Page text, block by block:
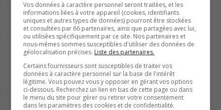
Vos données à caractère personnel seront traitées, et les
informations liées à votre appareil (cookies, identifiants
uniques et autres types de données) pourront être stockées
et consultées par 66 partenaires, ainsi que partagées avec lui,
ou utilisées spécifiquement par ce site. Nos partenaires et
nous-mêmes sommes susceptibles d'utiliser des données de
géolocalisation précises. Liste des partenaires.
Certains fournisseurs sont susceptibles de traiter vos
données à caractère personnel sur la base de l'intérêt
légitime. Vous pouvez vous y opposer en gérant vos options
ci-dessous. Recherchez un lien en bas de cette page ou dans
le menu du site pour gérer ou retirer votre consentement
dans les paramètres des cookies et de confidentialité.